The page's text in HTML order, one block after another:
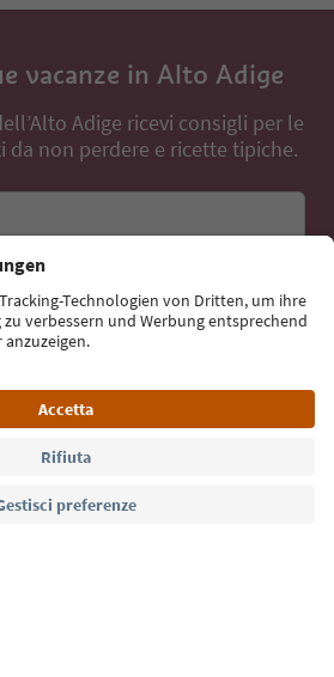
vacanze in Alto Adige
Adige ricevi consigli per le
da non perdere e ricette tipiche.
alla newsletter